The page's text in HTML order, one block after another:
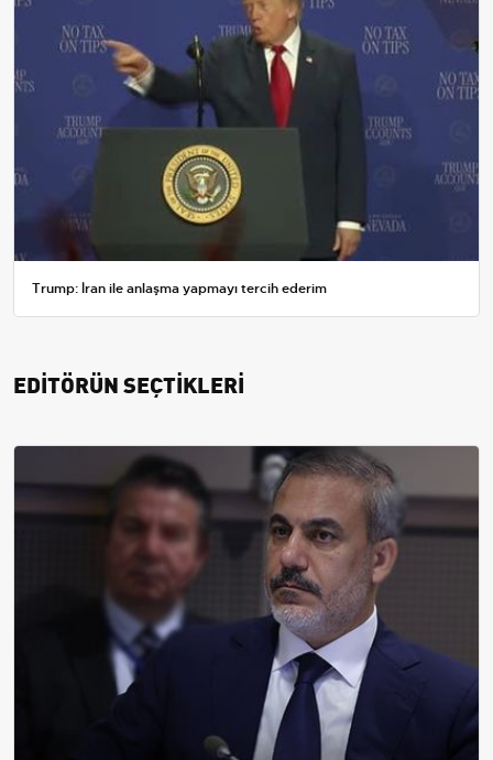
Trump: İran ile anlaşma yapmayı tercih ederim
EDİTÖRÜN SEÇTİKLERİ